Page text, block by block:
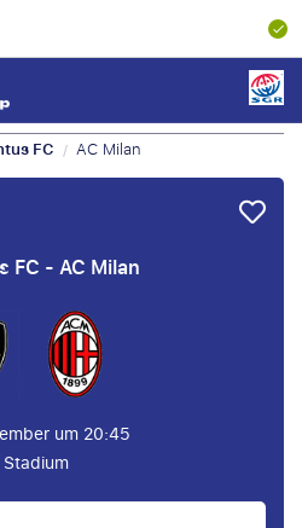
FC / AC Milan
FC - AC Milan
um 20:45